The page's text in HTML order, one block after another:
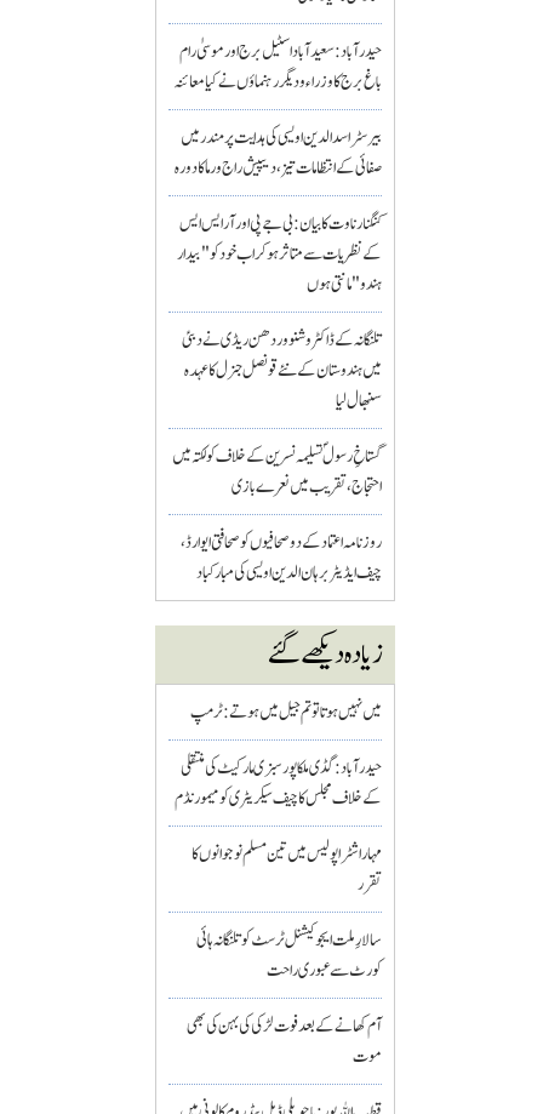
حیدرآباد: سعیدآباد اسٹیل برج اور موسیٰ رام
باغ برج کا وزراء و دیگر رہنماؤں نے کیا معائنہ
بیرسٹر اسدالدین اویسی کی ہدایت پر مندر میں
صفائی کے انتظامات تیز، دیپیش راج ورما کا دورہ
کنگنا رناوت کا بیان: بی جے پی اور آر ایس ایس
کے نظریات سے متاثر ہو کر اب خود کو "بیدار
ہندو" مانتی ہوں
تلنگانہ کے ڈاکٹر وشنو وردھن ریڈی نے دبئی
میں ہندوستان کے نئے قونصل جنرل کا عہدہ
سنبھال لیا
گستاخِ رسولؐ تسلیمہ نسرین کے خلاف کولکتہ میں
احتجاج، تقریب میں نعرے بازی
روزنامہ اعتماد کے دو صحافیوں کو صحافتی ایوارڈ،
چیف ایڈیٹر برہان الدین اویسی کی مبارکباد
زیادہ دیکھے گئے
میں نہیں ہوتا تو تم جیل میں ہوتے : ٹرمپ
حیدرآباد: گڈی ملکاپور سبزی مارکیٹ کی منتقلی
کے خلاف مجلس کا چیف سیکریٹری کو میمورنڈم
مہاراشٹرا پولیس میں تین مسلم نو جوانوں کا
تقرر
سالارِ ملت ایجوکیشنل ٹرسٹ کو تلنگانہ ہائی
کورٹ سے عبوری راحت
آم کھانے کے بعد فوت لڑکی کی بہن کی بھی
موت